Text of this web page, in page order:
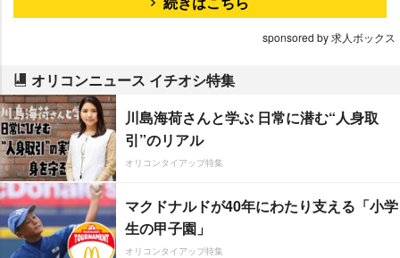
sponsored by 求人ボックス
オリコンニュース イチオシ特集
川島海荷さんと学ぶ 日常に潜む“人身取
引”のリアル
オリコンタイアップ特集
マクドナルドが40年にわたり支える「小学
生の甲子園」
オリコンタイアップ特集